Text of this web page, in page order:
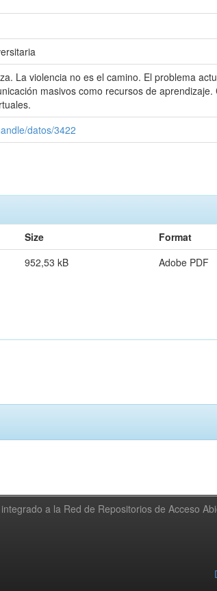
La violencia no es el camino. El problema
masivos como recursos de
datos/3422
Size
Format
952,53 kB Adobe PDF
a la Red de Repositorios de Acceso